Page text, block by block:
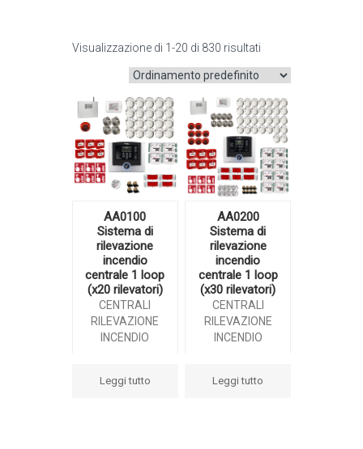
Visualizzazione di 1-20 di 830 risultati
AA0100
Sistema di
rilevazione
incendio
centrale 1 loop
(x20 rilevatori)
CENTRALI
RILEVAZIONE
INCENDIO
Leggi tutto
AA0200
Sistema di
rilevazione
incendio
centrale 1 loop
(x30 rilevatori)
CENTRALI
RILEVAZIONE
INCENDIO
Leggi tutto